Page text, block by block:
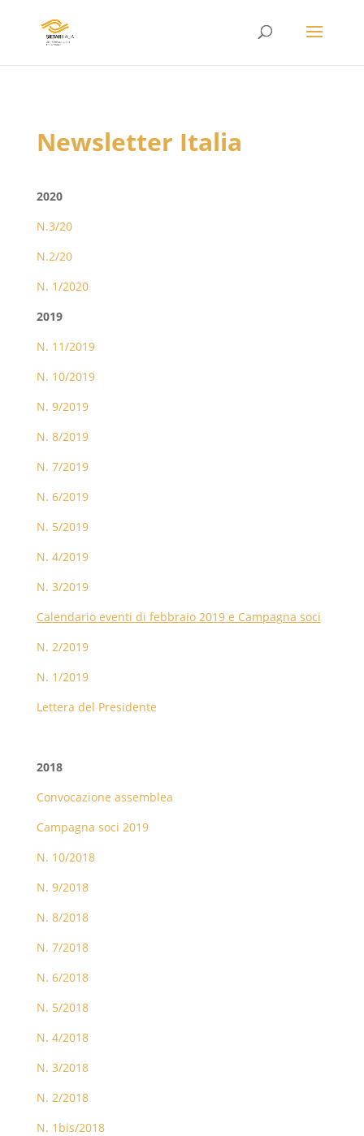
Newsletter Italia
2020
N.3/20
N.2/20
N. 1/2020
2019
N. 11/2019
N. 10/2019
N. 9/2019
N. 8/2019
N. 7/2019
N. 6/2019
N. 5/2019
N. 4/2019
N. 3/2019
Calendario eventi di febbraio 2019 e Campagna soci
N. 2/2019
N. 1/2019
Lettera del Presidente
2018
Convocazione assemblea
Campagna soci 2019
N. 10/2018
N. 9/2018
N. 8/2018
N. 7/2018
N. 6/2018
N. 5/2018
N. 4/2018
N. 3/2018
N. 2/2018
N. 1bis/2018